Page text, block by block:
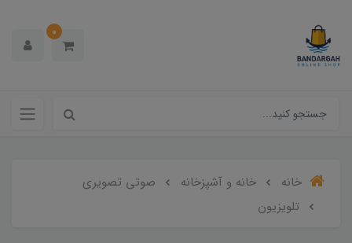
0
خانه خانه و آشپزخانه
صوتی تصویری
تلویزیون